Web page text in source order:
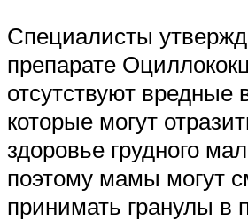
Специалисты
препарате
отсутствуют вредные
которые могут
здоровье грудного
поэтому мамы могут
принимать гранулы в